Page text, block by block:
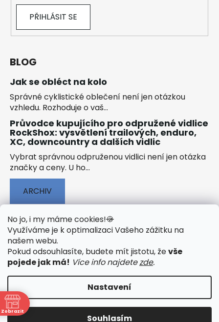
No jo, i my máme cookies!🍪
Využíváme je k optimalizaci Vašeho zážitku na
našem webu.
Pokud odsouhlasíte, budete mít jistotu, ževše
pojede jak má! Více info najdetezde.
Nastavení
Souhlasím
PŘIHLÁSIT SE
BLOG
Jak se obléct na kolo
Správné cyklistické oblečení není jen otázkou
vzhledu. Rozhoduje o vaš...
Průvodce kupujícího pro odpružené vidlice
RockShox: vysvětlení trailových, enduro,
XC, downcountry a dalších vidlic
Vybrat správnou odpruženou vidlici není jen otázka
značky a ceny. U ho...
ARCHIV
🟢 TECHNOLOGIE
🟢 O ELEKTROKOLECH
🟢 NÁVODY KE STAŽENÍ
Vytvořil Shoptet&PekneWeby
Zobrazit